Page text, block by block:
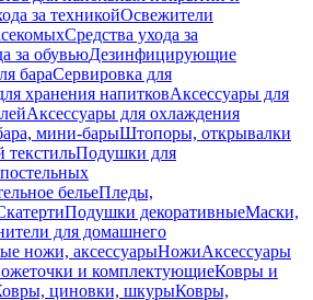
за техникойОсвежители
Средства ухода за
за обувьюДезинфицирующие
бараСервировка для
хранения напитковАксессуары для
Аксессуары для охлаждения
мини-барыШтопоры, открывалки
Подушки для
бельеПледы,
Подушки декоративныеМаски,
для домашнего
ножи, аксессуарыНожиАксессуары
и комплектующиеКовры и
циновки, шкурыКовры,